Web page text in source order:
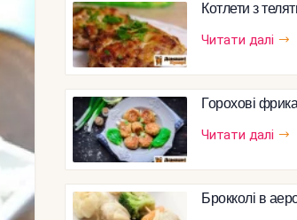
Котлети з
Читати далі
Горохові
Читати далі
Брокколі в